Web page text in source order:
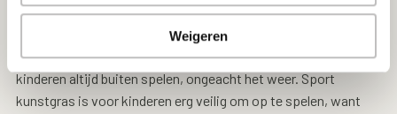
Weigeren
kan sport kunstgrasvele voordelenbieden. Naast dat je niet
veel tijd kwijt bent aan het onderhouden van het gras, zullen er
ook nooit modderpoelen in de tuin zijn. Daardoor kunnen je
kinderen altijd buiten spelen, ongeacht het weer. Sport
kunstgras is voor kinderen erg veilig om op te spelen, want